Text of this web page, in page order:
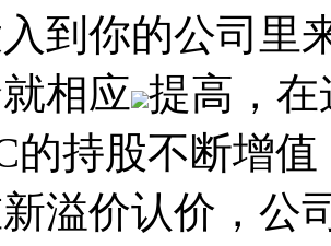
到你的公司里
相应 提高，
的持股不断增
溢价认价，公